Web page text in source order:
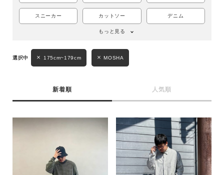
スニーカー カットソー デニム
もっと見る
175cm~179cm MOSHA
新着順 人気順